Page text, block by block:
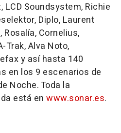
LCD Soundsystem, Richie
Diplo, Laurent
Rosalía, Cornelius,
Trak, Alva Noto,
y así hasta 140
en los 9 escenarios de
Noche. Toda la
está en www.sonar.es.